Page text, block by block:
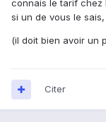
connais le tarif chez
si un de vous le
(il doit bien avoir un
Citer